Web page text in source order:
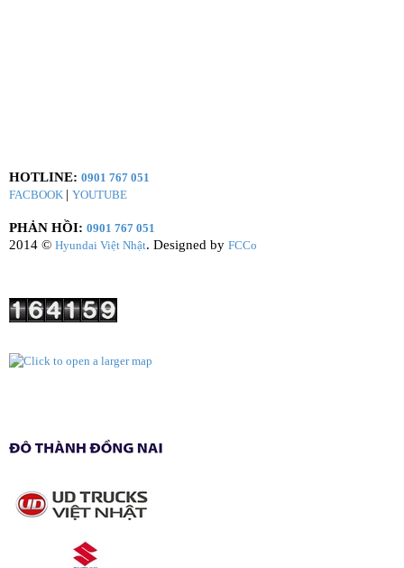
HOTLINE: 0901 767 051
FACBOOK | YOUTUBE
PHẢN HỒI: 0901 767 051
2014 © Hyundai Việt Nhật. Designed by FCCo